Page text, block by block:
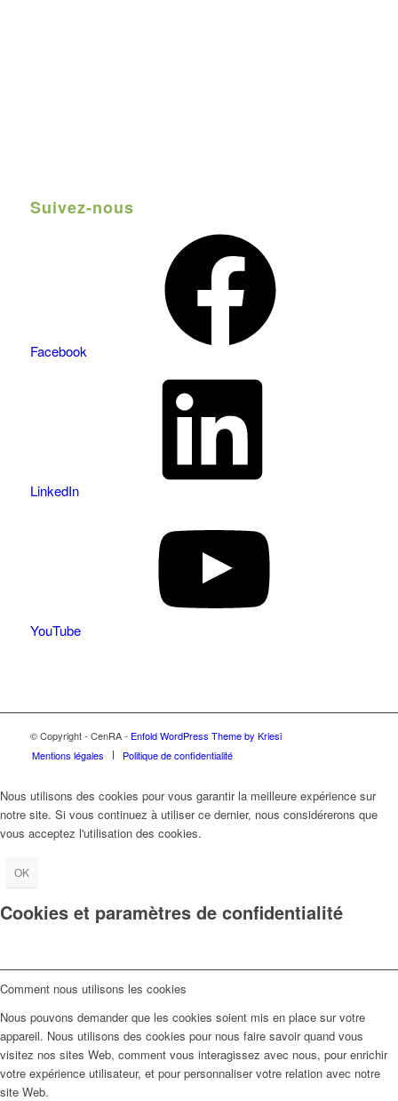
Suivez-nous
Facebook
LinkedIn
YouTube
© Copyright - CenRA - Enfold WordPress Theme by Kriesi
Mentions légales
Politique de confidentialité
Nous utilisons des cookies pour vous garantir la meilleure expérience sur
notre site. Si vous continuez à utiliser ce dernier, nous considérerons que
vous acceptez l'utilisation des cookies.
OK
Cookies et paramètres de confidentialité
Comment nous utilisons les cookies
Nous pouvons demander que les cookies soient mis en place sur votre
appareil. Nous utilisons des cookies pour nous faire savoir quand vous
visitez nos sites Web, comment vous interagissez avec nous, pour enrichir
votre expérience utilisateur, et pour personnaliser votre relation avec notre
site Web.